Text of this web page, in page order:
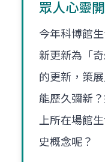
眾人心靈
今年科博館
新更新為「
的更新，策
能歷久彌新
上所在場館
史概念呢？